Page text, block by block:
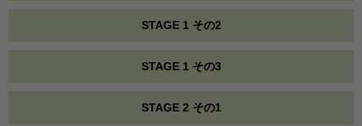
STAGE 1 その2
STAGE 1 その3
STAGE 2 その1